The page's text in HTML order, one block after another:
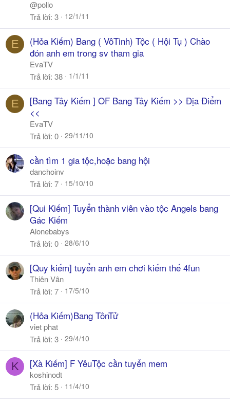
@pollo
Trả lời 3 12/1/11
E
(Hỏa Kiếm) Bang ( VôTinh) Tộc ( Hội Tụ ) Chào
đón anh em trong sv tham gia
EvaTV
Trả lời 38 1/1/11
E
[Bang Tây Kiếm ] OF Bang Tây Kiếm >> Địa Điểm
<<
EvaTV
Trả lời 0 29/11/10
cần tìm 1 gia tộc,hoặc bang hội
danchoinv
Trả lời 7 15/10/10
[Qui Kiếm] Tuyển thành viên vào tộc Angels bang
Gác Kiếm
Alonebabys
Trả lời 0 28/6/10
[Quy kiếm] tuyển anh em chơi kiếm thế 4fun
Thiên Vân
Trả lời 7 17/5/10
(Hỏa Kiếm)Bang TônTử
viet phat
Trả lời 3 29/4/10
K [Xà Kiếm] F YêuTộc cần tuyển mem
koshinodt
Trả lời 5 11/4/10